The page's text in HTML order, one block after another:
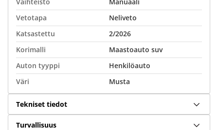
Vetotapa
Neliveto
Katsastettu
2/2026
Korimalli
Maastoauto suv
Auton tyyppi
Henkilöauto
Väri
Musta
Tekniset tiedot
Turvallisuus